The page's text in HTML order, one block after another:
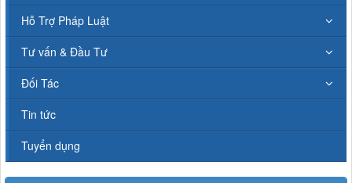
Hỗ Trợ Pháp Luật
Tư vấn & Đầu Tư
Đối Tác
Tin tức
Tuyển dụng